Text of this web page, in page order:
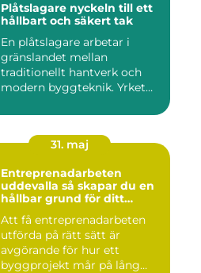
Plåtslagare nyckeln till ett
hållbart och säkert tak
En plåtslagare arbetar i
gränslandet mellan
traditionellt hantverk och
modern byggteknik. Yrket
31. maj
Entreprenadarbeten
uddevalla så skapar du en
hållbar grund för ditt
Att få entreprenadarbeten
utförda på rätt sätt är
avgörande för hur ett
byggprojekt mår på lång